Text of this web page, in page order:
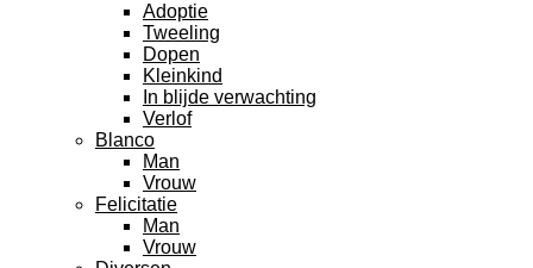
Adoptie
Tweeling
Dopen
Kleinkind
In blijde verwachting
Verlof
Blanco
Man
Vrouw
Felicitatie
Man
Vrouw